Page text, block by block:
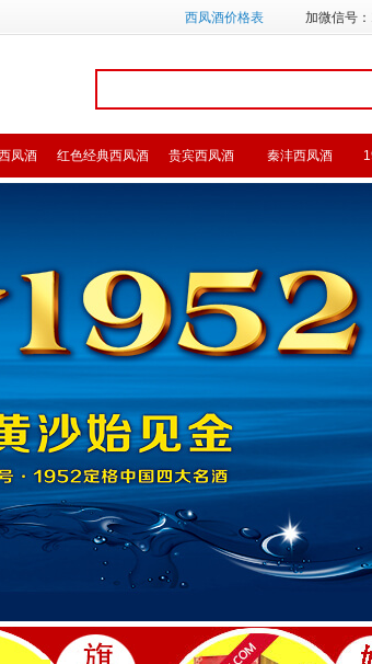
西凤酒价格表 加微信号
凤酒 红色经典西凤酒 贵宾西凤酒 秦沣西凤酒